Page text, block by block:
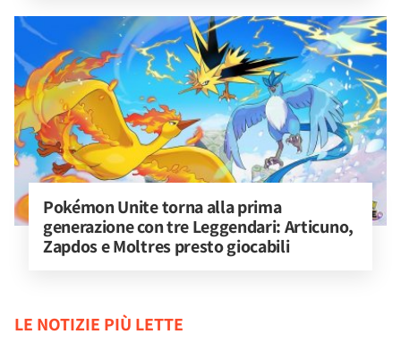
Pokémon Unite torna alla prima
generazione con tre Leggendari: Articuno,
Zapdos e Moltres presto giocabili
LE NOTIZIE PIÙ LETTE